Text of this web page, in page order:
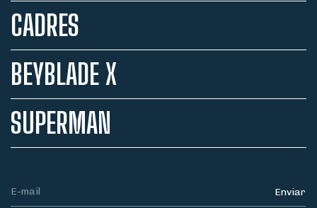
CADRES
BEYBLADE X
SUPERMAN